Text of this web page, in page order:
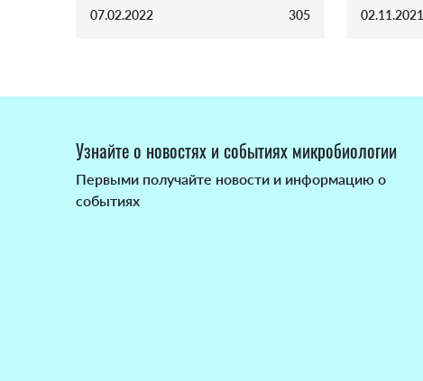
07.02.2022 305 02.11.2021
Узнайте о новостях и событиях микробиологии
Первыми получайте новости и информацию о
событиях